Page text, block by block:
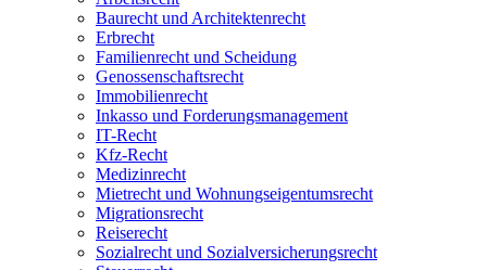
Baurecht und Architektenrecht
Erbrecht
Familienrecht und Scheidung
Genossenschaftsrecht
Immobilienrecht
Inkasso und Forderungsmanagement
IT-Recht
Kfz-Recht
Medizinrecht
Mietrecht und Wohnungseigentumsrecht
Migrationsrecht
Reiserecht
Sozialrecht und Sozialversicherungsrecht